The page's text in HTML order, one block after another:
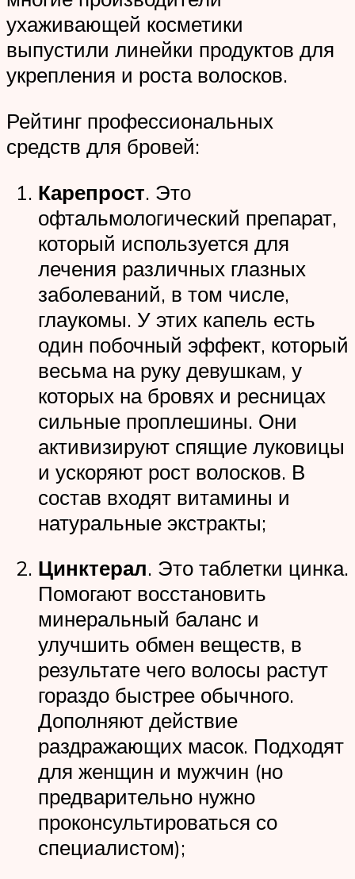
ухаживающей косметики
выпустили линейки продуктов для
укрепления и роста волосков.
Рейтинг профессиональных
средств для бровей:
Карепрост. Это
офтальмологический препарат,
который используется для
лечения различных глазных
заболеваний, в том числе,
глаукомы. У этих капель есть
один побочный эффект, который
весьма на руку девушкам, у
которых на бровях и ресницах
сильные проплешины. Они
активизируют спящие луковицы
и ускоряют рост волосков. В
состав входят витамины и
натуральные экстракты;
Цинктерал. Это таблетки цинка.
Помогают восстановить
минеральный баланс и
улучшить обмен веществ, в
результате чего волосы растут
гораздо быстрее обычного.
Дополняют действие
раздражающих масок. Подходят
для женщин и мужчин (но
предварительно нужно
проконсультироваться со
специалистом);